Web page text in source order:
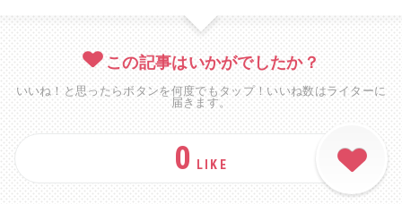
この記事はいかがでしたか？
いいね！と思ったらボタンを何度でもタップ！いいね数はライターに
届きます。
0 LIKE